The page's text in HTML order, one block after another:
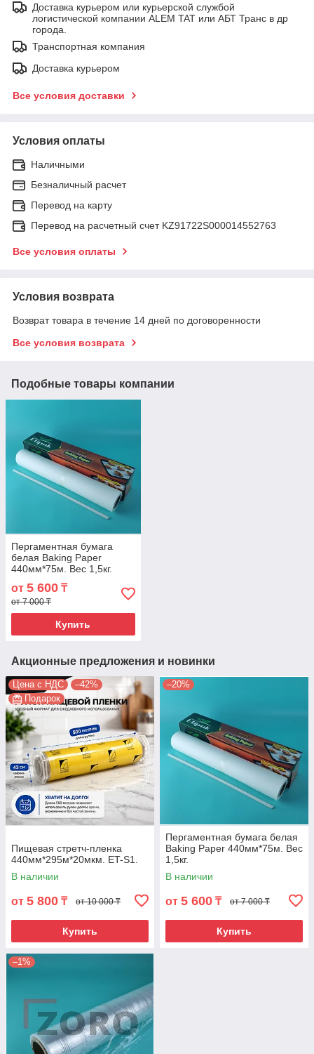
Доставка курьером или курьерской службой
логистической компании ALEM TAT или АБТ Транс в др
города.
Транспортная компания
Доставка курьером
Все условия доставки
Условия оплаты
Наличными
Безналичный расчет
Перевод на карту
Перевод на расчетный счет KZ91722S000014552763
Все условия оплаты
Условия возврата
Возврат товара в течение 14 дней по договоренности
Все условия возврата
Подобные товары компании
Пергаментная бумага
белая Baking Paper
440мм*75м. Вес 1,5кг.
от 5 600 ₸
от 7 000 ₸
Купить
Акционные предложения и новинки
Цена с НДС
–42%
Подарок
Пищевая стретч-пленка
440мм*295м*20мкм. ET-S1.
В наличии
от 5 800 ₸ от 10 000 ₸
Купить
–20%
Пергаментная бумага белая
Baking Paper 440мм*75м. Вес
1,5кг.
В наличии
от 5 600 ₸ от 7 000 ₸
Купить
–1%